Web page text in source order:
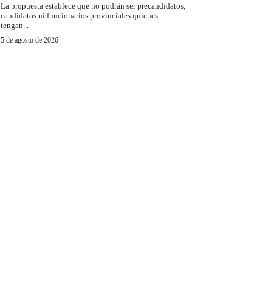
La propuesta establece que no podrán ser precandidatos,
candidatos ni funcionarios provinciales quienes
tengan...
5 de agosto de 2026